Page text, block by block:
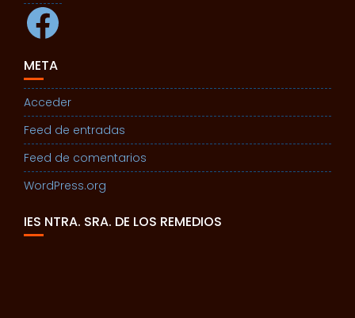
Facebook
META
Acceder
Feed de entradas
Feed de comentarios
WordPress.org
IES NTRA. SRA. DE LOS REMEDIOS